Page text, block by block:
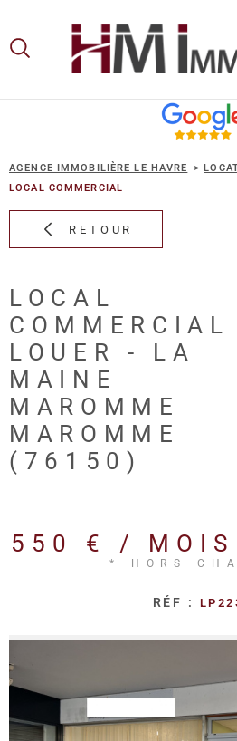
lamenu
contenu
AGENCE IMMOBILIÈRE LE HAVRE
LOCAL COMMERCIAL
RETOUR
LOCAL
COMMERCIAL
LOUER - LA
MAINE
MAROMME
MAROMME
(76150)
550 € / MOIS
* HORS
RÉF :